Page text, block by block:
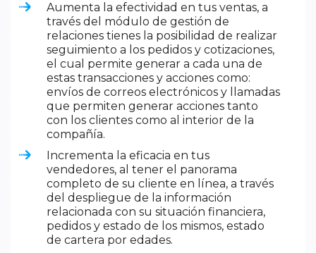
Aumenta la efectividad en tus ventas, a
través del módulo de gestión de
relaciones tienes la posibilidad de realizar
seguimiento a los pedidos y cotizaciones,
el cual permite generar a cada una de
estas transacciones y acciones como:
envíos de correos electrónicos y llamadas
que permiten generar acciones tanto
con los clientes como al interior de la
compañía.
Incrementa la eficacia en tus
vendedores, al tener el panorama
completo de su cliente en línea, a través
del despliegue de la información
relacionada con su situación financiera,
pedidos y estado de los mismos, estado
de cartera por edades.